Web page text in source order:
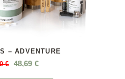
– ADVENTURE
€ 48,69 €